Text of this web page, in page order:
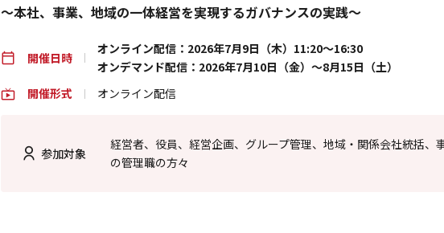
～本社、事業、地域の一体経営を実現するガバナンスの実践～
calendar_today 開催日時
オンライン配信：2026年7月9日（木）11:20～16:30
オンデマンド配信：2026年7月10日（金）～8月15日（土）
live_tv 開催形式 オンライン配信
参加対象
経営者、役員、経営企画、グループ管理、地域・関係会社統括
の管理職の方々